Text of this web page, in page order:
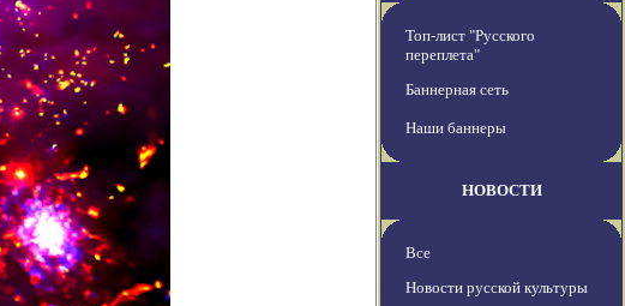
Топ-лист "Русского
переплета"
Баннерная сеть
Наши баннеры
НОВОСТИ
Все
Новости русской культуры